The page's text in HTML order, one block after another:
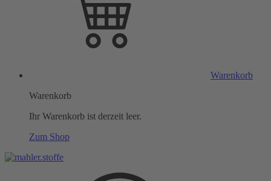
Warenkorb
Warenkorb
Ihr Warenkorb ist derzeit leer.
Zum Shop